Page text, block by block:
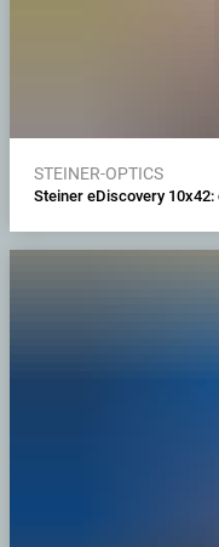
STEINER-OPTICS
Steiner eDiscovery